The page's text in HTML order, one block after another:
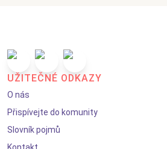
UŽITEČNÉ ODKAZY
O nás
Přispívejte do komunity
Slovník pojmů